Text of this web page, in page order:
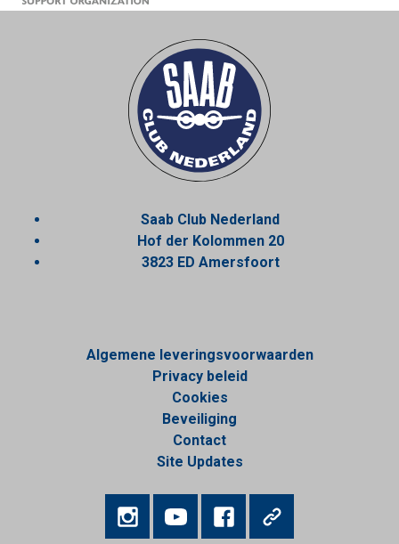
Saab Club Nederland
Hof der Kolommen 20
3823 ED Amersfoort
Algemene leveringsvoorwaarden
Privacy beleid
Cookies
Beveiliging
Contact
Site Updates